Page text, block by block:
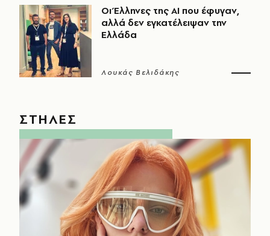
Οι Έλληνες της ΑΙ που έφυγαν,
αλλά δεν εγκατέλειψαν την
Ελλάδα
Λουκάς Βελιδάκης
ΣΤΗΛΕΣ